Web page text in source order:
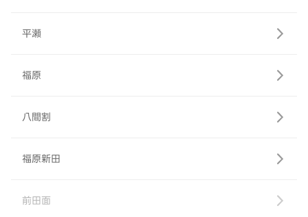
平瀬
福原
八間割
福原新田
前田面